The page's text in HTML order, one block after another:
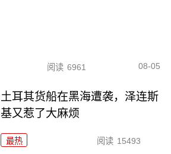
阅读 6961 08-05
土耳其货船在黑海遭袭，泽连斯
基又惹了大麻烦
最热 阅读 15493